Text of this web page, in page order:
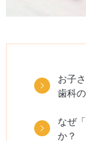
お子
歯科
なぜ
か？